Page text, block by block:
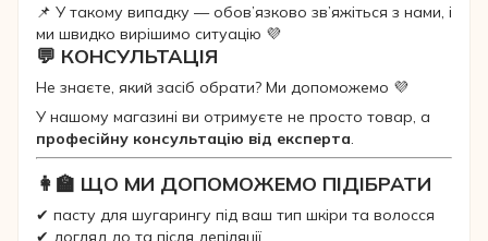
📌 У такому випадку — обов’язково зв’яжіться з нами, і
ми швидко вирішимо ситуацію 💜
💬 КОНСУЛЬТАЦІЯ
Не знаєте, який засіб обрати? Ми допоможемо 💜
У нашому магазині ви отримуєте не просто товар, а
професійну консультацію від експерта.
👩‍🏫 ЩО МИ ДОПОМОЖЕМО ПІДІБРАТИ
✔ пасту для шугарингу під ваш тип шкіри та волосся
✔ догляд до та після депіляції